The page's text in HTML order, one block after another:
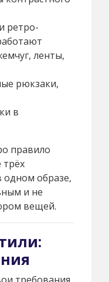
ретро-
ленты,
рюкзаки,
в
правило
трёх
образе,
и не
вещей.
требования.